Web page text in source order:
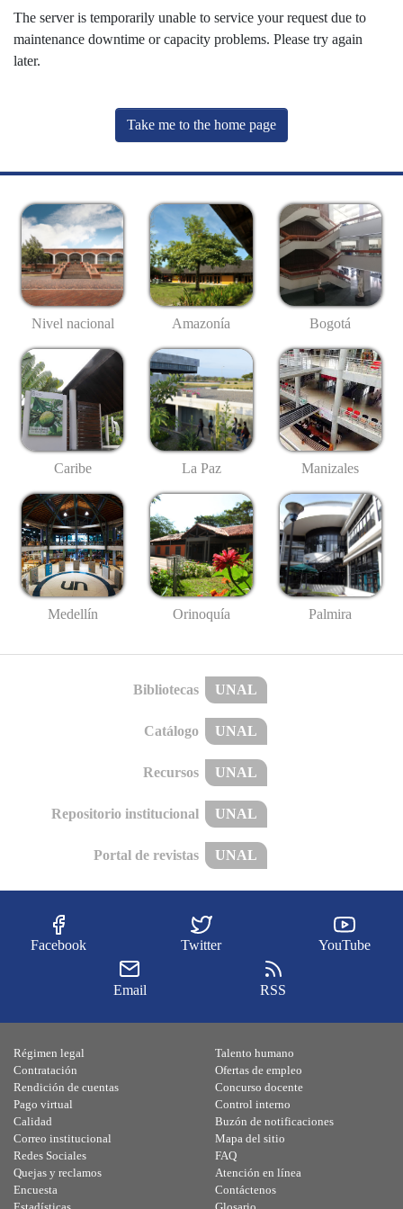
The server is temporarily unable to service your request due to
maintenance downtime or capacity problems. Please try again
later.
Take me to the home page
Nivel nacional Amazonía Bogotá
Caribe La Paz Manizales
Medellín Orinoquía Palmira
Bibliotecas UNAL
Catálogo UNAL
Recursos UNAL
Repositorio institucional UNAL
Portal de revistas UNAL
Facebook Twitter YouTube
Email RSS
Régimen legal
Contratación
Rendición de cuentas
Pago virtual
Calidad
Talento humano
Ofertas de empleo
Concurso docente
Control interno
Buzón de notificaciones
Correo institucional
Redes Sociales
Quejas y reclamos
Encuesta
Mapa del sitio
FAQ
Atención en línea
Contáctenos